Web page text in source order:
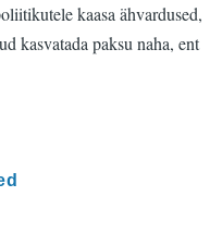
kaasa ähvardused,
kasvatada paksu naha, ent